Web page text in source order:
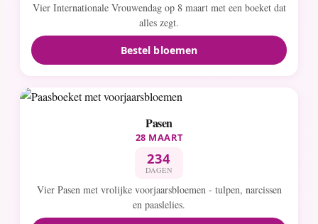
Vier Internationale Vrouwendag op 8 maart met een boeket dat
alles zegt.
Bestel bloemen
Pasen
28 MAART
234
DAGEN
Vier Pasen met vrolijke voorjaarsbloemen - tulpen, narcissen
en paaslelies.